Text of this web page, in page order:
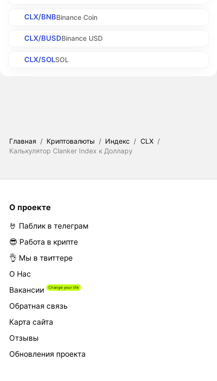
CLX/BNBBinance Coin
CLX/BUSDBinance USD
CLX/SOLSOL
Главная / Криптовалюты / Индекс / CLX /
Калькулятор Clanker Index к Доллару
О проекте
🤘 Паблик в телеграм
😎 Работа в крипте
👌 Мы в твиттере
О Нас
Вакансии
Обратная связь
Карта сайта
Отзывы
Обновления проекта